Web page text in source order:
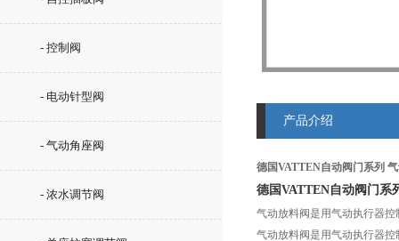
- 控制阀
- 电动针型阀
- 气动角座阀
- 浓水调节阀
产品介绍
德国VATTEN自动阀门系列
德国VATTEN自动阀门系
气动放料阀是用气动执行器
气动放料阀是用气动执行器